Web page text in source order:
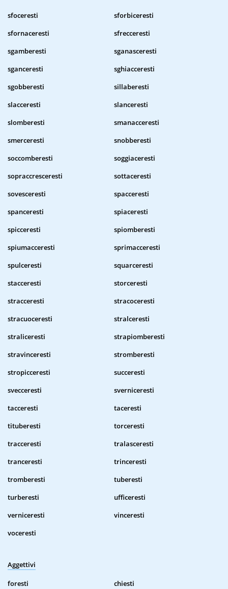
sfoceresti
sforbiceresti
sfornaceresti
sfrecceresti
sgamberesti
sganasceresti
sganceresti
sghiacceresti
sgobberesti
sillaberesti
slacceresti
slanceresti
slomberesti
smanacceresti
smerceresti
snobberesti
soccomberesti
soggiaceresti
sopraccresceresti
sottaceresti
sovesceresti
spacceresti
spanceresti
spiaceresti
spicceresti
spiomberesti
spiumacceresti
sprimacceresti
spulceresti
squarceresti
stacceresti
storceresti
stracceresti
stracoceresti
stracuoceresti
stralceresti
straliceresti
strapiomberesti
stravinceresti
stromberesti
stropicceresti
succeresti
svecceresti
sverniceresti
tacceresti
taceresti
tituberesti
torceresti
tracceresti
tralasceresti
tranceresti
trinceresti
tromberesti
tuberesti
turberesti
ufficeresti
verniceresti
vinceresti
voceresti
Aggettivi
foresti
chiesti